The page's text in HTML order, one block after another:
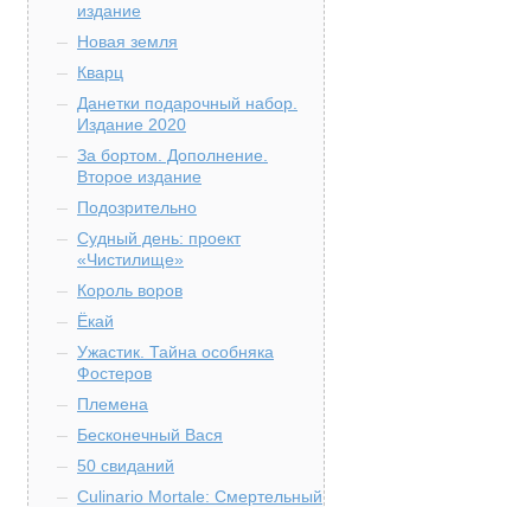
издание
Новая земля
Кварц
Данетки подарочный набор.
Издание 2020
За бортом. Дополнение.
Второе издание
Подозрительно
Судный день: проект
«Чистилище»
Король воров
Ёкай
Ужастик. Тайна особняка
Фостеров
Племена
Бесконечный Вася
50 свиданий
Culinario Mortale: Смертельный